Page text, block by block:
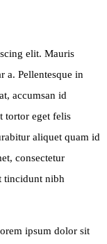
elit. Mauris
a. Pellentesque in
accumsan id
tortor eget felis
aliquet quam id
consectetur
tincidunt nibh
ipsum dolor sit